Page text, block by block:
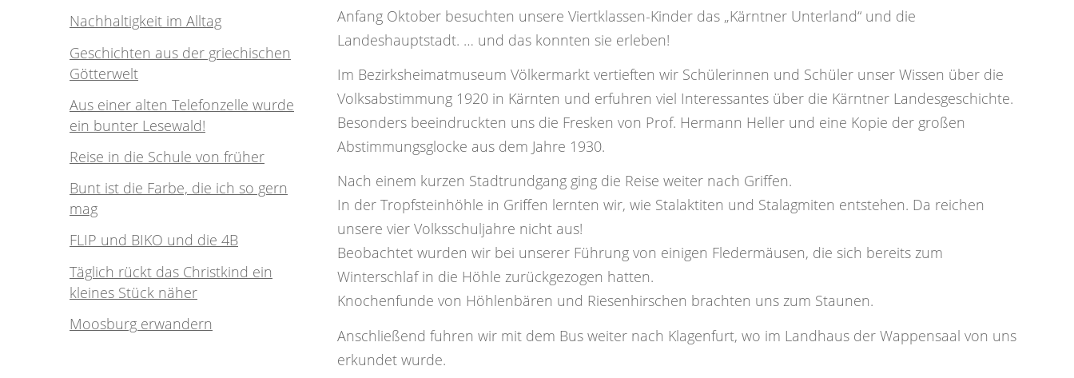
Anfang Oktober besuchten unsere Viertklassen-Kinder das „Kärntner Unterland“ und die
Landeshauptstadt. … und das konnten sie erleben!
Im Bezirksheimatmuseum Völkermarkt vertieften wir Schülerinnen und Schüler unser Wissen über die
Volksabstimmung 1920 in Kärnten und erfuhren viel Interessantes über die Kärntner Landesgeschichte.
Besonders beeindruckten uns die Fresken von Prof. Hermann Heller und eine Kopie der großen
Abstimmungsglocke aus dem Jahre 1930.
Nach einem kurzen Stadtrundgang ging die Reise weiter nach Griffen.
In der Tropfsteinhöhle in Griffen lernten wir, wie Stalaktiten und Stalagmiten entstehen. Da reichen
unsere vier Volksschuljahre nicht aus!
Beobachtet wurden wir bei unserer Führung von einigen Fledermäusen, die sich bereits zum
Winterschlaf in die Höhle zurückgezogen hatten.
Knochenfunde von Höhlenbären und Riesenhirschen brachten uns zum Staunen.
Anschließend fuhren wir mit dem Bus weiter nach Klagenfurt, wo im Landhaus der Wappensaal von uns
erkundet wurde.
Nachhaltigkeit im Alltag
Geschichten aus der griechischen
Götterwelt
Aus einer alten Telefonzelle wurde
ein bunter Lesewald!
Reise in die Schule von früher
Bunt ist die Farbe, die ich so gern
mag
FLIP und BIKO und die 4B
Täglich rückt das Christkind ein
kleines Stück näher
Moosburg erwandern